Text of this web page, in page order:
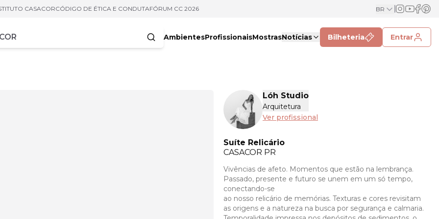
CASACORCÓDIGO DE ÉTICA E CONDUTAFÓRUM CC 2026 BR
AmbientesProfissionaisMostrasNotícias Bilheteria Entrar
Lóh Studio
Arquitetura
Ver profissional
Suíte Relicário
CASACOR PR
Vivências de afeto. Momentos que estão na lembrança.
Passado, presente e futuro se unem em um só tempo,
conectando-se
ao nosso relicário de memórias. Texturas e cores revisitam
as origens e a natureza na busca por segurança e calmaria.